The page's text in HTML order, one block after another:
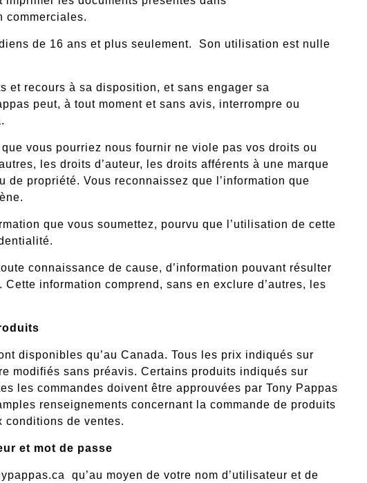
commerciales.
de 16 ans et plus seulement.
Son utilisation est nulle
et recours à sa disposition, et sans engager sa
peut, à tout moment et sans avis, interrompre ou
vous pourriez nous fournir ne viole pas vos droits ou
les droits d’auteur, les droits afférents à une marque
propriété. Vous reconnaissez que l’information que
que vous soumettez, pourvu que l’utilisation de cette
connaissance de cause, d’information pouvant résulter
information comprend, sans en exclure d’autres, les
disponibles qu’au Canada. Tous les prix indiqués sur
modifiés sans préavis. Certains produits indiqués sur
les commandes doivent être approuvées par Tony Pappas
renseignements concernant la commande de produits
conditions de ventes.
et mot de passe
qu’au moyen de votre nom d’utilisateur et de